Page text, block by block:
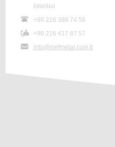
İstanbul
+90 216 388 74 56
+90 216 417 87 57
info@mefmetal.com.tr